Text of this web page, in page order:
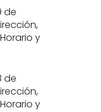
de
y
de
y